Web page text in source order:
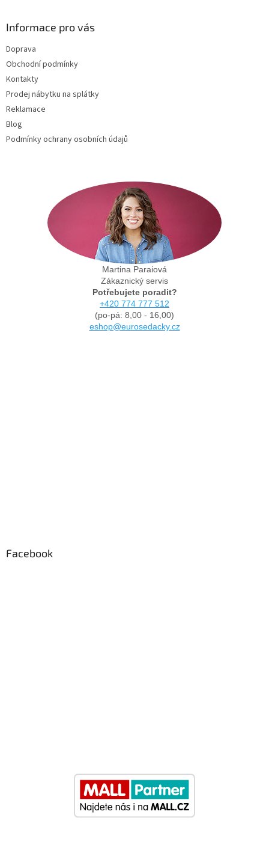
Informace pro vás
Doprava
Obchodní podmínky
Kontakty
Prodej nábytku na splátky
Reklamace
Blog
Podmínky ochrany osobních údajů
Martina Paraiová
Zákaznický servis
Potřebujete poradit?
+420 774 777 512
(po-pá: 8,00 - 16,00)
eshop@eurosedacky.cz
Facebook